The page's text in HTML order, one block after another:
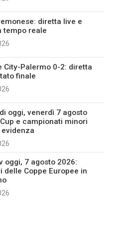
diretta live e
tempo reale
City-Palermo 0-2: diretta
finale
oggi, venerdì 7 agosto
Cup e campionati minori
oggi, 7 agosto 2026:
delle Coppe Europee in